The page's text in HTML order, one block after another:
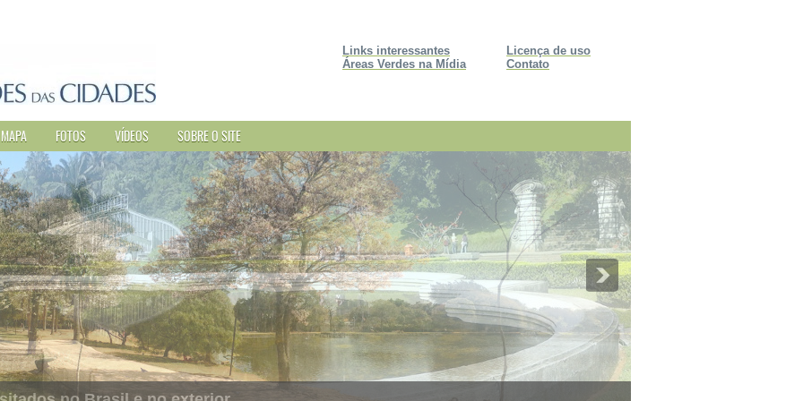
Licença de uso
Contato
Links interessantes
Áreas Verdes na Mídia
MAPA FOTOS VÍDEOS SOBRE O SITE